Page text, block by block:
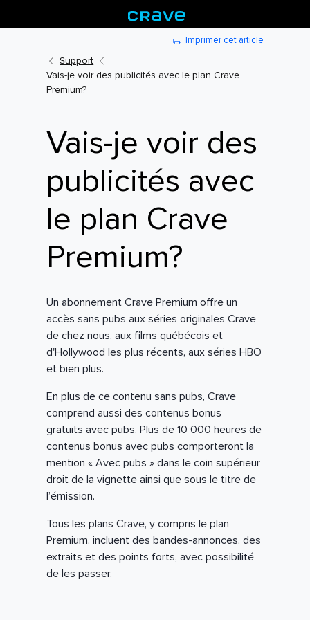
Imprimer cet article
Support
Vais-je voir des publicités avec le plan Crave
Premium?
Vais-je voir des
publicités avec
le plan Crave
Premium?
Un abonnement Crave Premium offre un
accès sans pubs aux séries originales Crave
de chez nous, aux films québécois et
d'Hollywood les plus récents, aux séries HBO
et bien plus.
En plus de ce contenu sans pubs, Crave
comprend aussi des contenus bonus
gratuits avec pubs. Plus de 10 000 heures de
contenus bonus avec pubs comporteront la
mention « Avec pubs » dans le coin supérieur
droit de la vignette ainsi que sous le titre de
l’émission.
Tous les plans Crave, y compris le plan
Premium, incluent des bandes-annonces, des
extraits et des points forts, avec possibilité
de les passer.